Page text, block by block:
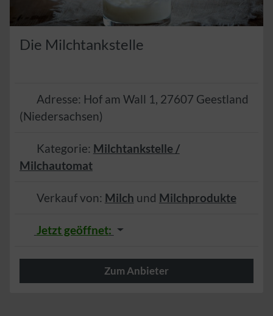
Die Milchtankstelle
Adresse: Hof am Wall 1, 27607 Geestland
(Niedersachsen)
Kategorie: Milchtankstelle /
Milchautomat
Verkauf von: Milch und Milchprodukte
Jetzt geöffnet:
Zum Anbieter